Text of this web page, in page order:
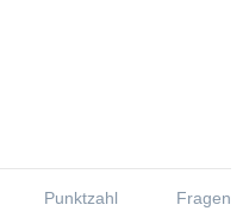
Punktzahl Fragen